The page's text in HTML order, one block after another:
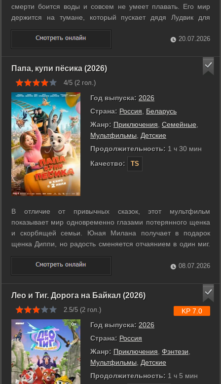
смерти боится воды и совсем не умеет плавать. Его мир
держится на тумане, который пускает дядя Лудвик для
защиты от людей. Когда защитник заболевает, Руфус
единственный решается на опасный путь за
чудодейственным шарфом. Он отправляется к ...
20.07.2026
Папа, купи пёсика (2026)
4/5 (2 гол.)
Год выпуска: 2026
Страна: Россия
Беларусь
Жанр: Приключения Семейные
Мультфильмы
Детские
Продолжительность: 1 ч 30 мин
Качество:
TS
В отличие от привычных сказок, этот мультфильм
показывает мир одновременно глазами потерянного щенка
и скорбящей семьи. Юная Милана получает в подарок
щенка Диппи, но радость сменяется отчаянием в один миг.
Во время прогулки в шумном парке малыш теряется среди
огромных городских зданий. Пока девочка вместе с
родителями отчаянно ищет своего ...
08.07.2026
Лео и Тиг. Дорога на Байкал (2026)
2.5/5 (2 гол.)
Год выпуска: 2026
Страна: Россия
Жанр: Приключения Фэнтези
Мультфильмы
Детские
Продолжительность: 1 ч 5 мин
KP 7.0